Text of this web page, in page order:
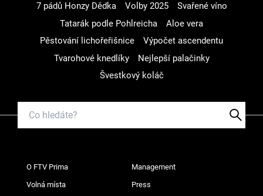
7 pádů Honzy Dědka
Volby 2025
Svařené víno
Tatarák podle Pohlreicha
Aloe vera
Pěstování lichořeřišnice
Výpočet ascendentu
Tvarohové knedlíky
Nejlepší palačinky
Švestkový koláč
O FTV Prima Management
Volná místa Press